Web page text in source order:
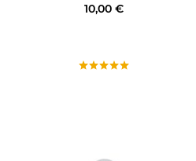
10,00 €